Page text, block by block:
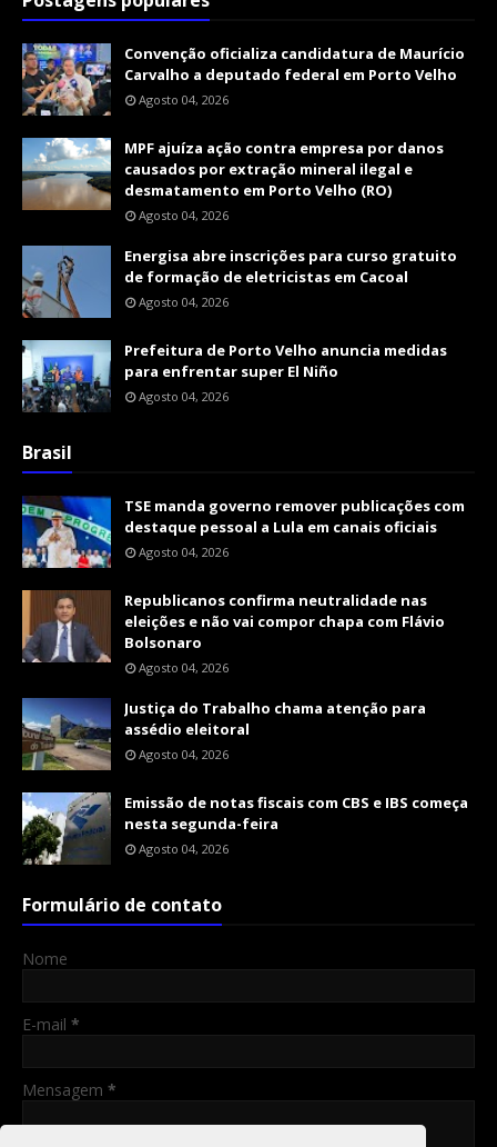
Convenção oficializa candidatura de Maurício
Carvalho a deputado federal em Porto Velho
Agosto 04, 2026
MPF ajuíza ação contra empresa por danos
causados por extração mineral ilegal e
desmatamento em Porto Velho (RO)
Agosto 04, 2026
Energisa abre inscrições para curso gratuito
de formação de eletricistas em Cacoal
Agosto 04, 2026
Prefeitura de Porto Velho anuncia medidas
para enfrentar super El Niño
Agosto 04, 2026
Brasil
TSE manda governo remover publicações com
destaque pessoal a Lula em canais oficiais
Agosto 04, 2026
Republicanos confirma neutralidade nas
eleições e não vai compor chapa com Flávio
Bolsonaro
Agosto 04, 2026
Justiça do Trabalho chama atenção para
assédio eleitoral
Agosto 04, 2026
Emissão de notas fiscais com CBS e IBS começa
nesta segunda-feira
Agosto 04, 2026
Formulário de contato
Nome
E-mail *
Mensagem *